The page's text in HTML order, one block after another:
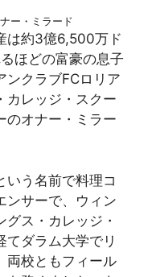
ー・ミラード
は約3億6,500万ド
ほどの富豪の息子
ンクラブFCロリア
カレッジ・スクー
のオナー・ミラー
いう名前で料理コ
ンサーで、ウィン
ス・カレッジ・
てダラム大学でリ
両校ともフィール